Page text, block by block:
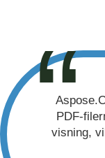
PDF-
visning,